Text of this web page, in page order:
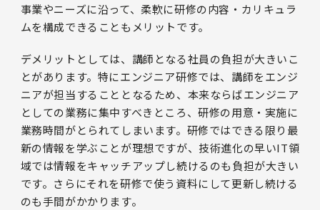
事業やニーズに沿って、柔軟に研修の内容・カリキュラ
ムを構成できることもメリットです。
デメリットとしては、講師となる社員の負担が大きいこ
とがあります。特にエンジニア研修では、講師をエンジ
ニアが担当することとなるため、本来ならばエンジニア
としての業務に集中すべきところ、研修の用意・実施に
業務時間がとられてしまいます。研修ではできる限り最
新の情報を学ぶことが理想ですが、技術進化の早いIT領
域では情報をキャッチアップし続けるのも負担が大きい
です。さらにそれを研修で使う資料にして更新し続ける
のも手間がかかります。